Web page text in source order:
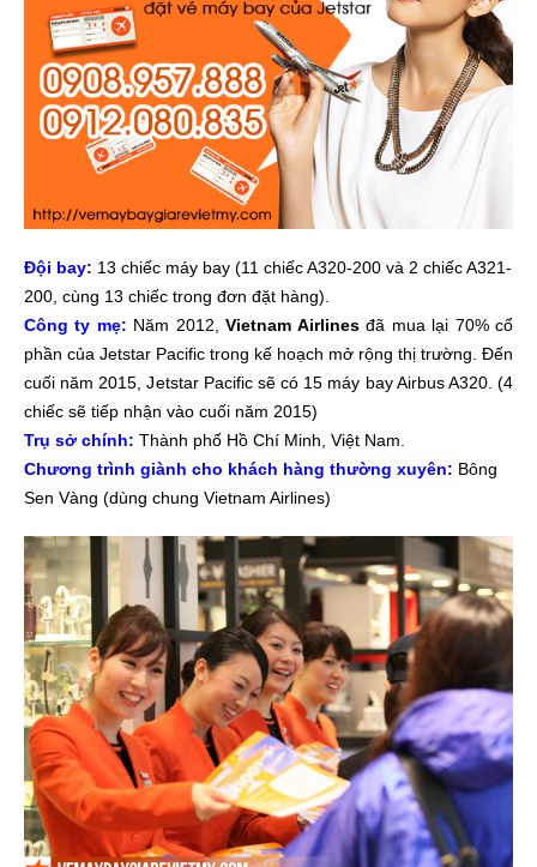
Đội bay: 13 chiếc máy bay (11 chiếc A320-200 và 2 chiếc A321-
200, cùng 13 chiếc trong đơn đặt hàng).
Công ty mẹ: Năm 2012,Vietnam Airlinesđã mua lại 70% cổ
phần của Jetstar Pacific trong kế hoạch mở rộng thị trường. Đến
cuối năm 2015, Jetstar Pacific sẽ có 15 máy bay Airbus A320. (4
chiếc sẽ tiếp nhận vào cuối năm 2015)
Trụ sở chính: Thành phố Hồ Chí Minh, Việt Nam.
Chương trình giành cho khách hàng thường xuyên: Bông
Sen Vàng (dùng chung Vietnam Airlines)